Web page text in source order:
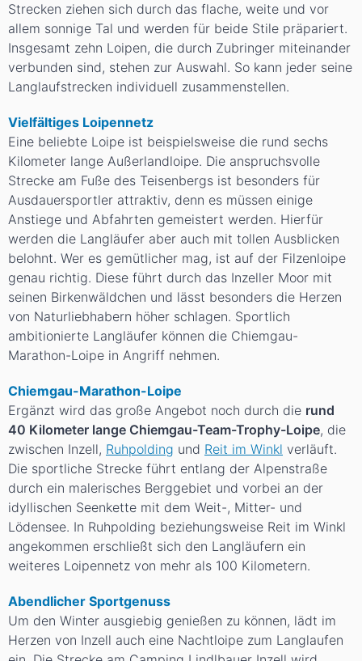
Strecken ziehen sich durch das flache, weite und vor
allem sonnige Tal und werden für beide Stile präpariert.
Insgesamt zehn Loipen, die durch Zubringer miteinander
verbunden sind, stehen zur Auswahl. So kann jeder seine
Langlaufstrecken individuell zusammenstellen.
Vielfältiges Loipennetz
Eine beliebte Loipe ist beispielsweise die rund sechs
Kilometer lange Außerlandloipe. Die anspruchsvolle
Strecke am Fuße des Teisenbergs ist besonders für
Ausdauersportler attraktiv, denn es müssen einige
Anstiege und Abfahrten gemeistert werden. Hierfür
werden die Langläufer aber auch mit tollen Ausblicken
belohnt. Wer es gemütlicher mag, ist auf der Filzenloipe
genau richtig. Diese führt durch das Inzeller Moor mit
seinen Birkenwäldchen und lässt besonders die Herzen
von Naturliebhabern höher schlagen. Sportlich
ambitionierte Langläufer können die Chiemgau-
Marathon-Loipe in Angriff nehmen.
Chiemgau-Marathon-Loipe
Ergänzt wird das große Angebot noch durch die rund
40 Kilometer lange Chiemgau-Team-Trophy-Loipe, die
zwischen Inzell, Ruhpolding und Reit im Winkl verläuft.
Die sportliche Strecke führt entlang der Alpenstraße
durch ein malerisches Berggebiet und vorbei an der
idyllischen Seenkette mit dem Weit-, Mitter- und
Lödensee. In Ruhpolding beziehungsweise Reit im Winkl
angekommen erschließt sich den Langläufern ein
weiteres Loipennetz von mehr als 100 Kilometern.
Abendlicher Sportgenuss
Um den Winter ausgiebig genießen zu können, lädt im
Herzen von Inzell auch eine Nachtloipe zum Langlaufen